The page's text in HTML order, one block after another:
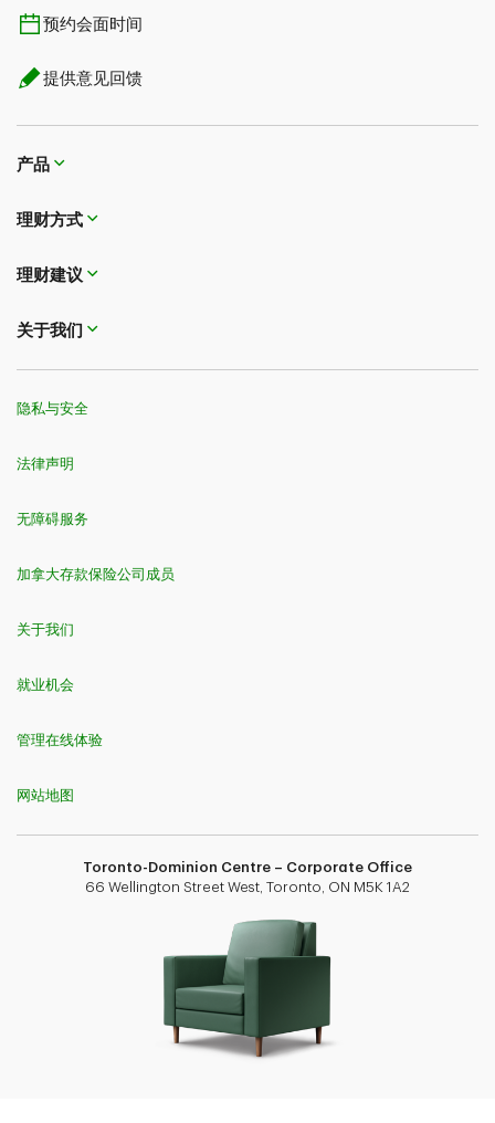
预约会面时间
提供意见回馈
产品
理财方式
理财建议
关于我们
隐私与安全
法律声明
无障碍服务
加拿大存款保险公司成员
关于我们
就业机会
管理在线体验
网站地图
Toronto-Dominion Centre – Corporate Office
66 Wellington Street West, Toronto, ON M5K 1A2